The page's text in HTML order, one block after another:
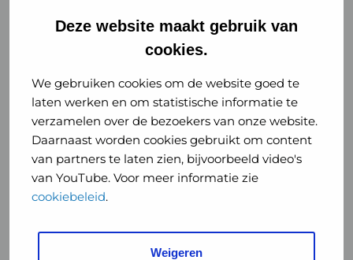
Deze website maakt gebruik van
cookies.
We gebruiken cookies om de website goed te
laten werken en om statistische informatie te
verzamelen over de bezoekers van onze website.
Daarnaast worden cookies gebruikt om content
van partners te laten zien, bijvoorbeeld video's
van YouTube. Voor meer informatie zie
cookiebeleid.
Weigeren
of
GGD
GHOR
Nederland
Instagram
of
GGD
GHOR
Nederland
GGD Reizen op social media
GGD Reizen